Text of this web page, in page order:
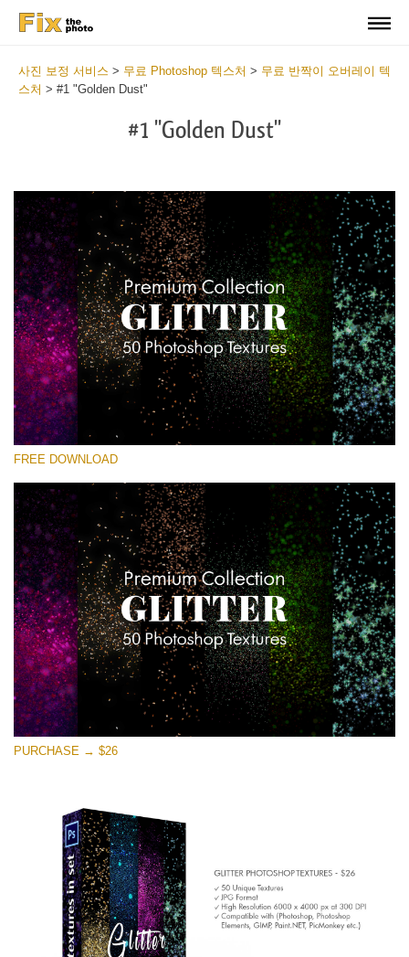
사진 보정 서비스 > 무료 Photoshop 텍스처 > 무료 반짝이 오버레이 텍
스처 > #1 "Golden Dust"
#1 "Golden Dust"
선택 해주세요
Small 800*533px
Universe Stars Glitters
(50 Textures)
Large 6000*4000px
Entire Collection
(1783 Overlays)
Large 6000*4000px
무료 다운로드
FREE DOWNLOAD
PURCHASE → $26